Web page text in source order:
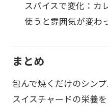
スパイスで変化：カ
使うと雰囲気が変わ
まとめ
包んで焼くだけのシン
スイスチャードの栄養